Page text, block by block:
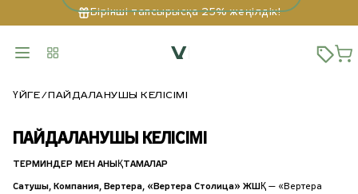
Бірінші тапсырысқа 25% жеңілдік!
ҮЙГЕ ПАЙДАЛАНУШЫ КЕЛІСІМІ
ПАЙДАЛАНУШЫ КЕЛІСІМІ
ТЕРМИНДЕР МЕН АНЫҚТАМАЛАР
Сатушы, Компания, Вертера, «Вертера Столица» ЖШҚ — «Вертера